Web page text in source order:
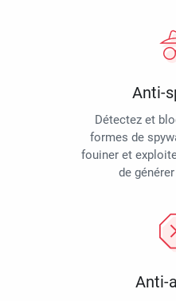
Anti-
Détectez et
formes de
fouiner et
de
Anti-